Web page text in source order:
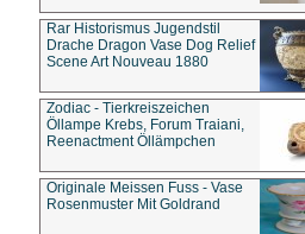
Rar Historismus Jugendstil
Drache Dragon Vase Dog Relief
Scene Art Nouveau 1880
Zodiac - Tierkreiszeichen
Öllampe Krebs, Forum Traiani,
Reenactment Öllämpchen
Originale Meissen Fuss - Vase
Rosenmuster Mit Goldrand